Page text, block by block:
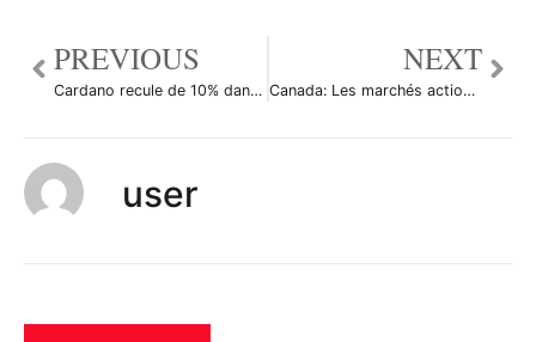
PREVIOUS
Cardano recule de 10% dans un marché baissier
NEXT
Canada: Les marchés actions finissent en hausse; l’indice S&P/TSX gagne 0,23%
user